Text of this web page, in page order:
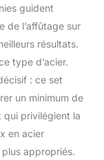
guident
de l’affûtage sur
résultats.
type d’acier.
: ce set
un minimum de
qui privilégient la
en acier
appropriés.